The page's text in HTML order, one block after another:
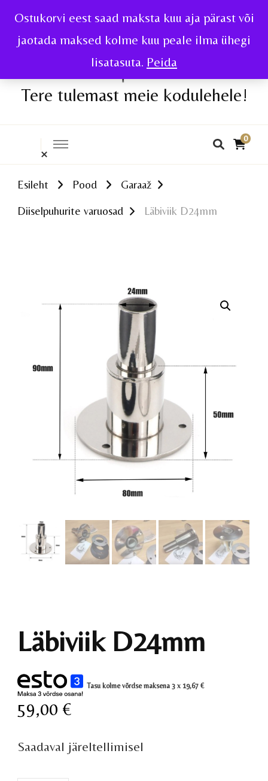
Ostukorvi eest saad maksta kuu aja pärast või
jaotada maksed kolme kuu peale ilma ühegi
lisatasuta. Peida
Tere tulemast meie kodulehele!
0
Esileht Pood Garaaž
Diiselpuhurite varuosad Läbiviik D24mm
Läbiviik D24mm
Tasu kolme võrdse maksena 3 x 19,67 €
59,00 €
Saadaval järeltellimisel